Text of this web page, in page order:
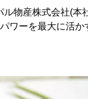
物産株式会社(本
ワーを最大に活か